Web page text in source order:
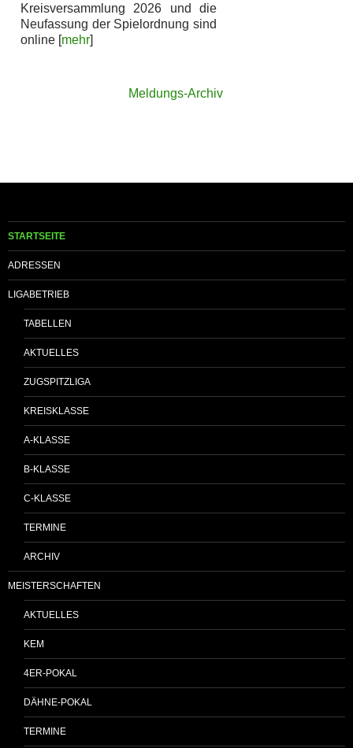
Kreisversammlung 2026 und die
Neufassung der Spielordnung sind
online [mehr]
Meldungs-Archiv
STARTSEITE
ADRESSEN
LIGABETRIEB
TABELLEN
AKTUELLES
ZUGSPITZLIGA
KREISKLASSE
A-KLASSE
B-KLASSE
C-KLASSE
TERMINE
ARCHIV
MEISTERSCHAFTEN
AKTUELLES
KEM
4ER-POKAL
DÄHNE-POKAL
TERMINE